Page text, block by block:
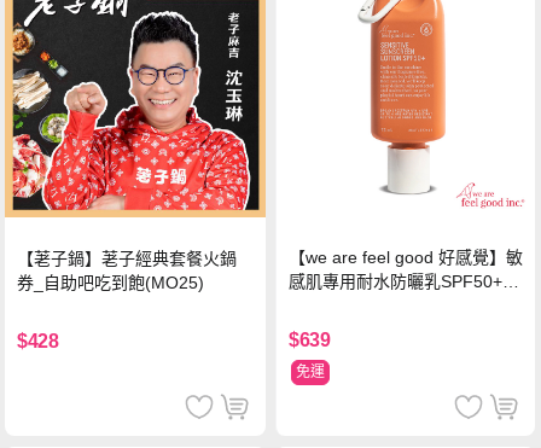
【荖子鍋】荖子經典套餐火鍋
券_自助吧吃到飽(MO25)
$428
【we are feel good 好感覺】敏
感肌專用耐水防曬乳SPF50+ 7
$639
免運